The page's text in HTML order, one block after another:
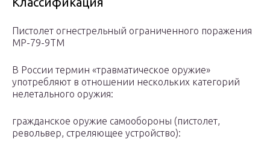
Пистолет огнестрельный ограниченного поражения
МР-79-9ТМ
В России термин «травматическое оружие»
употребляют в отношении нескольких категорий
нелетального оружия:
гражданское оружие самообороны (пистолет,
револьвер, стреляющее устройство):